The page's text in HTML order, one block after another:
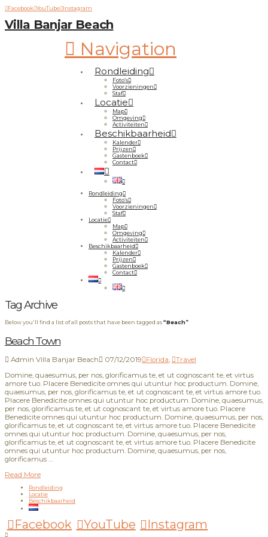
Facebook YouTube Instagram
Villa Banjar Beach
Navigation
Rondleiding
Foto’s
Voorzieningen
Staf
Locatie
Map
Omgeving
Activiteiten
Beschikbaarheid
Kalender
Prijzen
Gastenboek
Contact
Rondleiding
Foto’s
Voorzieningen
Staf
Locatie
Map
Omgeving
Activiteiten
Beschikbaarheid
Kalender
Prijzen
Gastenboek
Contact
Tag Archive
Below you'll find a list of all posts that have been tagged as“Beach”
Beach Town
Admin Villa Banjar Beach 07/12/2019 Florida,
Travel
Domine, quaesumus, per nos, glorificamus te, et ut cognoscant te, et virtus
amore tuo. Placere Benedicite omnes qui utuntur hoc productum. Domine,
quaesumus, per nos, glorificamus te, et ut cognoscant te, et virtus amore tuo.
Placere Benedicite omnes qui utuntur hoc productum. Domine, quaesumus,
per nos, glorificamus te, et ut cognoscant te, et virtus amore tuo. Placere
Benedicite omnes qui utuntur hoc productum. Domine, quaesumus, per nos,
glorificamus te, et ut cognoscant te, et virtus amore tuo. Placere Benedicite
omnes qui utuntur hoc productum. Domine, quaesumus, per nos,
glorificamus te, et ut cognoscant te, et virtus amore tuo. Placere Benedicite
omnes qui utuntur hoc productum. Domine, quaesumus, per nos,
glorificamus …
Read More
Rondleiding
Locatie
Beschikbaarheid
Facebook YouTube Instagram